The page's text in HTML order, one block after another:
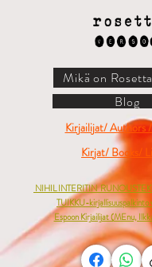
Mikä on
Blog
Kirjailijat/ Authors
Kirjat/ Books/
NIHIL INTERITIN
TUIKKU-kirjallisuuspalkinto
Espoon Kirjailijat (MEnu,